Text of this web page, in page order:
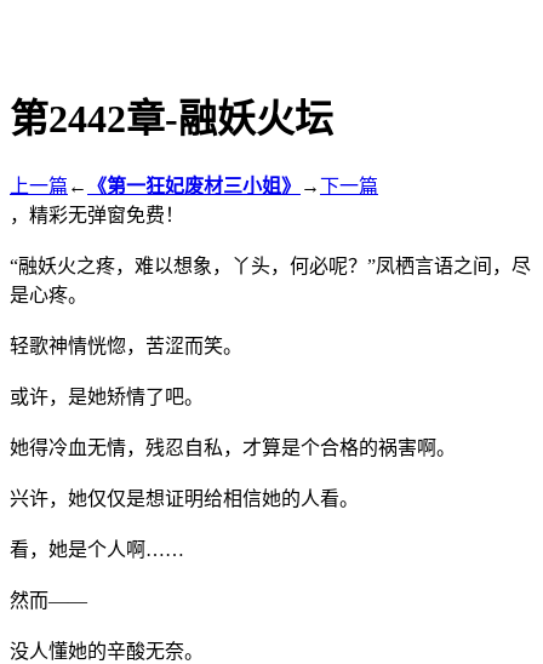
第2442章-融妖火坛
上一篇 ← 《第一狂妃废材三小姐》 →下一篇
，精彩无弹窗免费！
“融妖火之疼，难以想象，丫头，何必呢？”凤栖言语之间，尽
是心疼。
轻歌神情恍惚，苦涩而笑。
或许，是她矫情了吧。
她得冷血无情，残忍自私，才算是个合格的祸害啊。
兴许，她仅仅是想证明给相信她的人看。
看，她是个人啊……
然而——
没人懂她的辛酸无奈。